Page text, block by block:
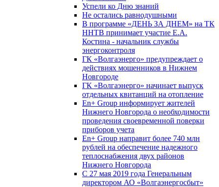
Успели ко Дню знаний
Не остались равнодушными
В программе «ДЕНЬ ЗА ДНЕМ» на ТК
ННТВ принимает участие Е.А.
Костина - начальник службы
энергоконтроля
ГК «Волгаэнерго» предупреждает о
действиях мошенников в Нижнем
Новгороде
ГК «Волгаэнерго» начинает выпуск
отдельных квитанций на отопление
En+ Group информирует жителей
Нижнего Новгорода о необходимости
проведения своевременной поверки
приборов учета
En+ Group направит более 740 млн
рублей на обеспечение надежного
теплоснабжения двух районов
Нижнего Новгорода
С 27 мая 2019 года Генеральным
директором АО «Волгаэнергосбыт»